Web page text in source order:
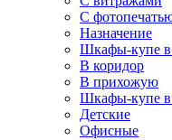
С
Назначение
Шкафы-купе в
В коридор
В прихожую
Шкафы-купе в
Детские
Офисные